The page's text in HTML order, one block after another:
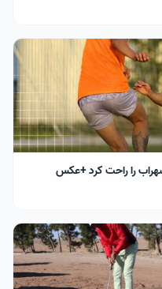
را راحت کرد +عکس